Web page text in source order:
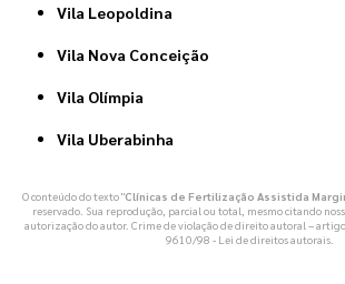
Vila Leopoldina
Vila Nova Conceição
Vila Olímpia
Vila Uberabinha
O conteúdo do texto "Clínicas de Fertilização Assistida
reservado. Sua reprodução, parcial ou total, mesmo citando
autorização do autor. Crime de violação de direito autoral –
9610/98 - Lei de direitos autorais.